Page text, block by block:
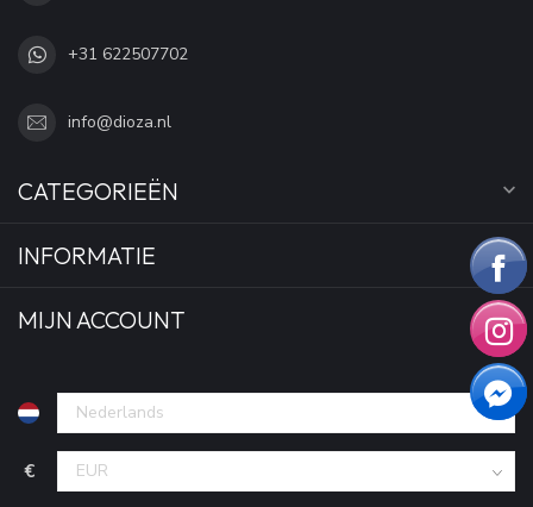
+31 622507702
info@dioza.nl
CATEGORIEËN
INFORMATIE
MIJN ACCOUNT
€